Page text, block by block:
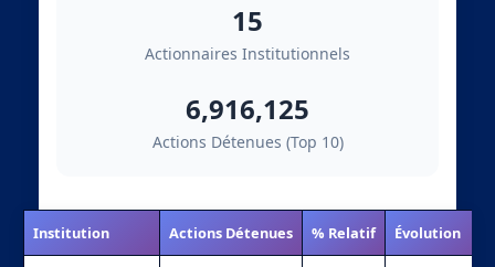
15
Actionnaires Institutionnels
6,916,125
Actions Détenues (Top 10)
Institution Actions Détenues % Relatif Évolution